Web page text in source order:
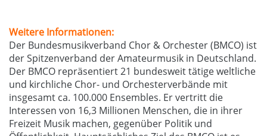
Weitere Informationen:
Der Bundesmusikverband Chor & Orchester (BMCO) ist
der Spitzenverband der Amateurmusik in Deutschland.
Der BMCO repräsentiert 21 bundesweit tätige weltliche
und kirchliche Chor- und Orchesterverbände mit
insgesamt ca. 100.000 Ensembles. Er vertritt die
Interessen von 16,3 Millionen Menschen, die in ihrer
Freizeit Musik machen, gegenüber Politik und